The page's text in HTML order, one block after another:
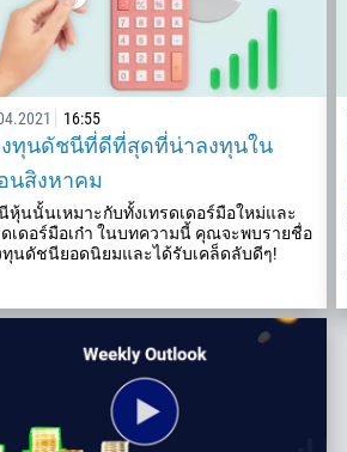
16:55
ทุนดัชนีที่ดีที่สุดที่น่าลงทุนใน
นสิงหาคม
หุ้นนั้นเหมาะกับทั้งเทรดเดอร์มือใหม่และ
ดเดอร์มือเก๋า ในบทความนี้ คุณจะพบรายชื่อ
ทุนดัชนียอดนิยมและได้รับเคล็ดลับดีๆ!